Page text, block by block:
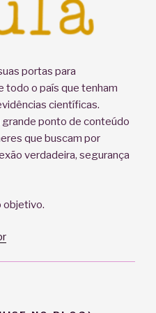
portas para
todo o país que tenham
científicas.
grande ponto de conteúdo
que buscam por
verdadeira, segurança
objetivo.